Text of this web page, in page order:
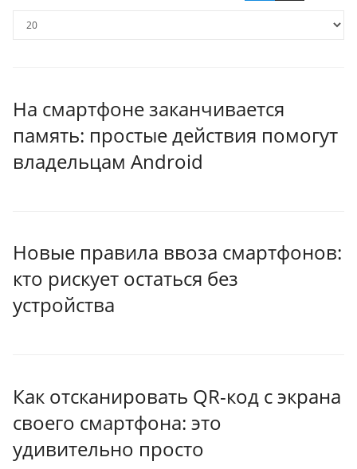
На смартфоне заканчивается
память: простые действия помогут
владельцам Android
Новые правила ввоза смартфонов:
кто рискует остаться без
устройства
Как отсканировать QR-код с экрана
своего смартфона: это
удивительно просто